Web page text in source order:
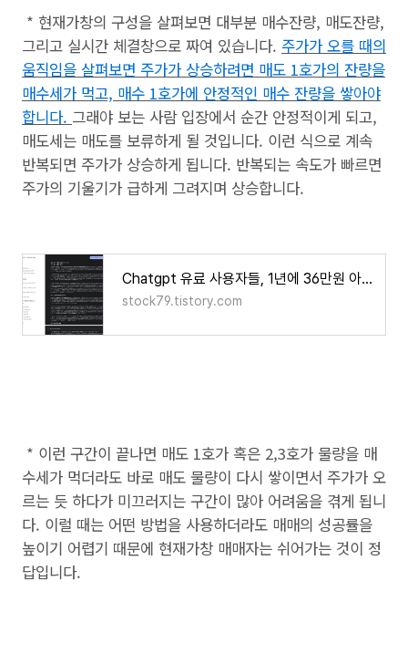
* 현재가창의 구성을 살펴보면 대부분 매수잔량, 매도잔량,
그리고 실시간 체결창으로 짜여 있습니다. 주가가 오를 때의
움직임을 살펴보면 주가가 상승하려면 매도 1호가의 잔량을
매수세가 먹고, 매수 1호가에 안정적인 매수 잔량을 쌓아야
합니다. 그래야 보는 사람 입장에서 순간 안정적이게 되고,
매도세는 매도를 보류하게 될 것입니다. 이런 식으로 계속
반복되면 주가가 상승하게 됩니다. 반복되는 속도가 빠르면
주가의 기울기가 급하게 그려지며 상승합니다.
Chatgpt 유료 사용자들, 1년에 36만원 아끼는 제미나이 프롬프트 공유
stock79.tistory.com
* 이런 구간이 끝나면 매도 1호가 혹은 2,3호가 물량을 매
수세가 먹더라도 바로 매도 물량이 다시 쌓이면서 주가가 오
르는 듯 하다가 미끄러지는 구간이 많아 어려움을 겪게 됩니
다. 이럴 때는 어떤 방법을 사용하더라도 매매의 성공률을
높이기 어렵기 때문에 현재가창 매매자는 쉬어가는 것이 정
답입니다.